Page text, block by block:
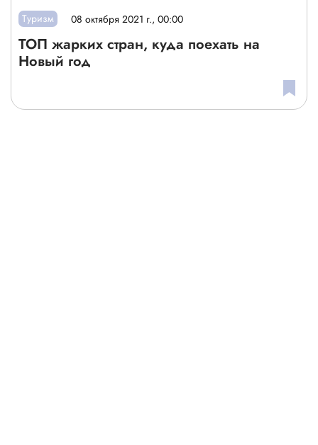
Туризм 08 октября 2021 г., 00:00
ТОП жарких стран, куда поехать на
Новый год